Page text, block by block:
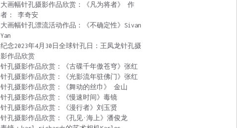
大画幅针孔摄影作品欣赏：《凡为将者》 作
者： 李奇安
大画幅针孔漂流活动作品：《不确定性》Sivan
Yan
纪念2023年4月30日全球针孔日：王凤龙针孔摄
影作品欣赏
针孔摄影作品欣赏：《古碟千年傲苍穹》张红
针孔摄影作品欣赏：《光影流年驻佛门》张红
针孔摄影作品欣赏：《舞动的丝巾》 金山
针孔摄影作品欣赏：《慢速时间》毒镜
针孔摄影作品欣赏：《漫行者》刘玉贤
针孔摄影作品欣赏：《孔见·海上》潘俊龙